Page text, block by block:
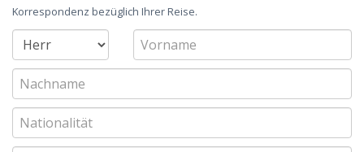
Korrespondenz bezüglich Ihrer Reise.